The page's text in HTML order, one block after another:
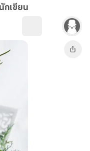
กเขียน